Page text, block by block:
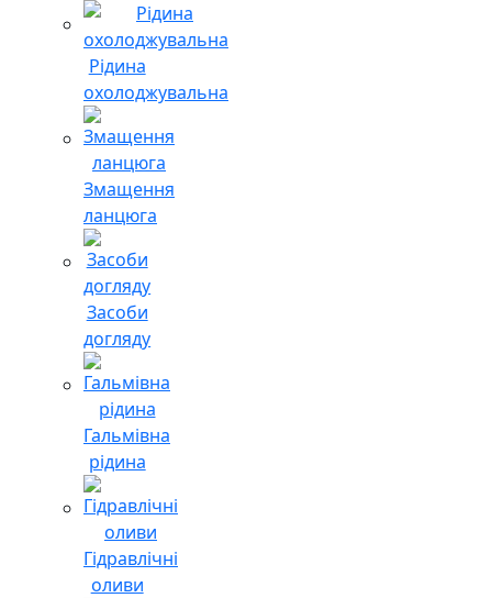
Рідина
охолоджувальна
Змащення
ланцюга
Засоби
догляду
Гальмівна
рідина
Гідравлічні
оливи